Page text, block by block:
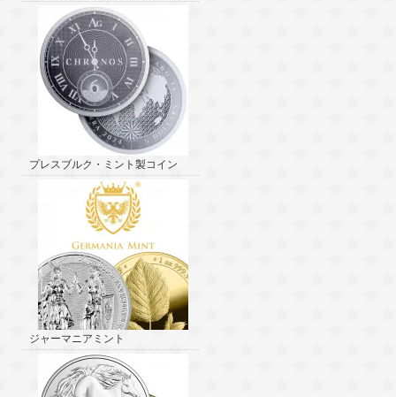
プレスブルク・ミント製コイン
ジャーマニアミント